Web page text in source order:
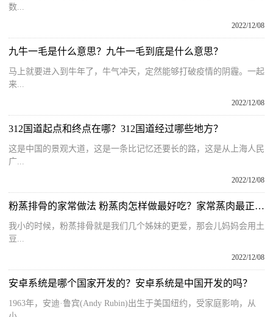
数...
2022/12/08
九牛一毛是什么意思？九牛一毛到底是什么意思？
马上就要进入到牛年了，牛气冲天，定然能够打破疫情的阴霾。一起
来...
2022/12/08
312国道起点和终点在哪？312国道经过哪些地方？
这是中国的景观大道，这是一条比记忆还要长的路，这是从上海人民
广...
2022/12/08
粉蒸排骨的家常做法 粉蒸肉怎样做最好吃？家常蒸肉最正宗的做法
我小的时候，粉蒸排骨就是我们几个姊妹的更爱，那会儿妈妈会用土
豆...
2022/12/08
安卓系统是哪个国家开发的？安卓系统是中国开发的吗？
1963年，安迪·鲁宾(Andy Rubin)出生于美国纽约，受家庭影响，从